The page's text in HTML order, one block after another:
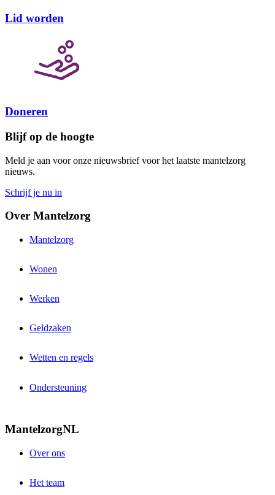
Lid worden
Doneren
Blijf op de hoogte
Meld je aan voor onze nieuwsbrief voor het laatste mantelzorg
nieuws.
Schrijf je nu in
Over Mantelzorg
Mantelzorg
Wonen
Werken
Geldzaken
Wetten en regels
Ondersteuning
MantelzorgNL
Over ons
Het team